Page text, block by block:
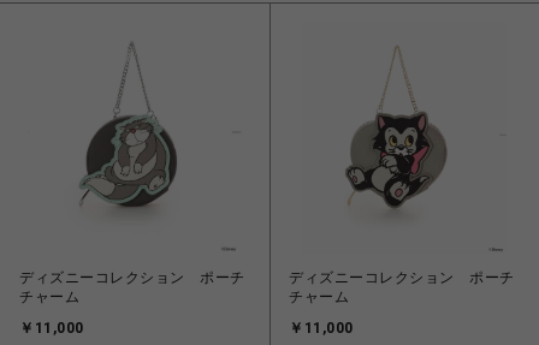
ディズニーコレクション ポーチ
チャーム
￥11,000
ディズニーコレクション ポーチ
チャーム
￥11,000